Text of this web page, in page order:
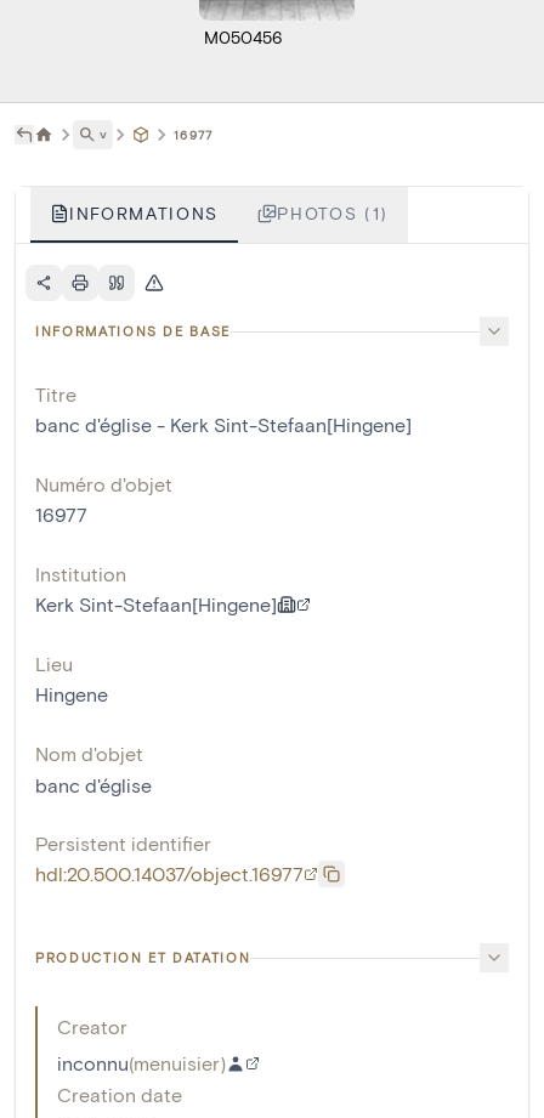
M050456
˅ 16977
INFORMATIONS PHOTOS (1)
INFORMATIONS DE BASE
Titre
banc d'église - Kerk Sint-Stefaan[Hingene]
Numéro d'objet
16977
Institution
Kerk Sint-Stefaan[Hingene]
Lieu
Hingene
Nom d'objet
banc d'église
Persistent identifier
hdl:20.500.14037/object.16977
PRODUCTION ET DATATION
Creator
inconnu(menuisier)
Creation date